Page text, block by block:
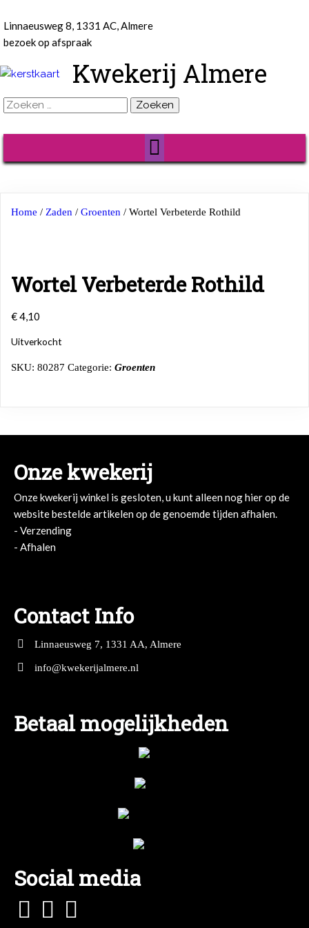
Linnaeusweg 8, 1331 AC, Almere
bezoek op afspraak
Kwekerij Almere
Zoeken
Home / Zaden / Groenten / Wortel Verbeterde Rothild
Wortel Verbeterde Rothild
€4,10
Uitverkocht
SKU: 80287 Categorie: Groenten
Onze kwekerij
Onze kwekerij winkel is gesloten, u kunt alleen nog hier op de
website bestelde artikelen op de genoemde tijden afhalen.
- Verzending
- Afhalen
Contact Info
Linnaeusweg 7, 1331 AA, Almere
info@kwekerijalmere.nl
Betaal mogelijkheden
Social media